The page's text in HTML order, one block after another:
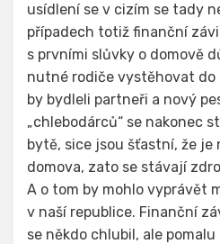
usídlení se v cizím se tady
případech totiž finanční
s prvními slůvky o domově
nutné rodiče vystěhovat do
by bydleli partneři a nový
„chlebodárců“ se nakonec
bytě, sice jsou šťastní, že je
domova, zato se stávají
A o tom by mohlo vyprávět
v naší republice. Finanční
se někdo chlubil, ale